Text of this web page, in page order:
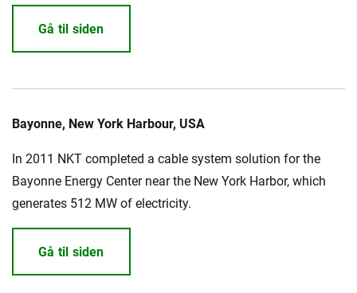
Gå til siden
Bayonne, New York Harbour, USA
In 2011 NKT completed a cable system solution for the
Bayonne Energy Center near the New York Harbor, which
generates 512 MW of electricity.
Gå til siden